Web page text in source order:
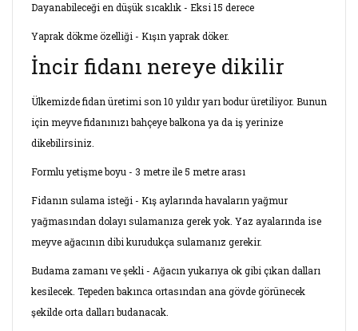
Dayanabileceği en düşük sıcaklık - Eksi 15 derece
Yaprak dökme özelliği - Kışın yaprak döker.
İncir fidanı nereye dikilir
Ülkemizde fidan üretimi son 10 yıldır yarı bodur üretiliyor. Bunun
için meyve fidanınızı bahçeye balkona ya da iş yerinize
dikebilirsiniz.
Formlu yetişme boyu - 3 metre ile 5 metre arası
Fidanın sulama isteği - Kış aylarında havaların yağmur
yağmasından dolayı sulamanıza gerek yok. Yaz ayalarında ise
meyve ağacının dibi kurudukça sulamanız gerekir.
Budama zamanı ve şekli - Ağacın yukarıya ok gibi çıkan dalları
kesilecek. Tepeden bakınca ortasından ana gövde görünecek
şekilde orta dalları budanacak.